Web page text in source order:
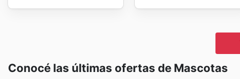
Conocé las últimas ofertas de Mascotas